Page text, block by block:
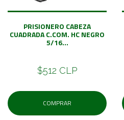
PRISIONERO CABEZA
CUADRADA C.COM. HC NEGRO
5/16...
$512 CLP
COMPRAR